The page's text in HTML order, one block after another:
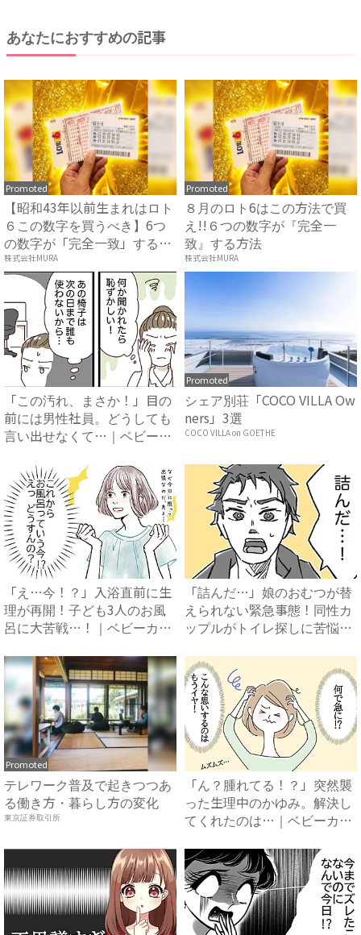
あなたにおすすめの記事
Promoted
【昭和43年以前生まれはロト
６この数字を買うべき】6つ
の数字が「完全一致」する
方...
株式会社MURA
Promoted
８月のロト6はこの方法で買
え!!６つの数字が『完全一
致』する方法
株式会社MURA
「この汚れ、まさか！」目の
前には男性社員。どうしても
言い出せなくて…｜ベビーカ
Promoted
シェア別荘「COCO VILLA Ow
ners」3選
COCO VILLA on GOETHE
「え…今！？」入浴直前に生
理が再開！子ども3人のお風
呂に大苦戦…！｜ベビーカレ
「詰んだ…」娘のおむつが替
えられない緊急事態！同性カ
ップルがトイレ探しに苦悩す
Promoted
テレワーク普及で起きつつあ
る働き方・暮らし方の変化
東京証券取引所
「ん？腫れてる！？」突然襲
った生理中のかゆみ。解決し
てくれたのは…｜ベビーカレ